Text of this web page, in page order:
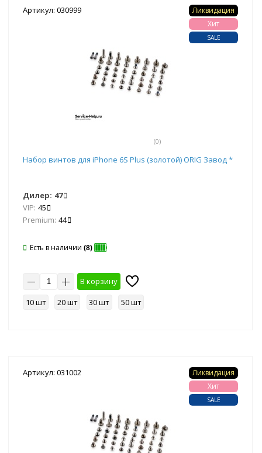
Артикул: 030999
(0)
Ликвидация
Хит
SALE
Набор винтов для iPhone 6S Plus (золотой) ORIG Завод *
Дилер: 47
VIP: 45
Premium: 44
Есть в наличии (8)
В корзину
10 шт
20 шт 30 шт 50 шт
Артикул: 031002
Ликвидация
Хит
SALE